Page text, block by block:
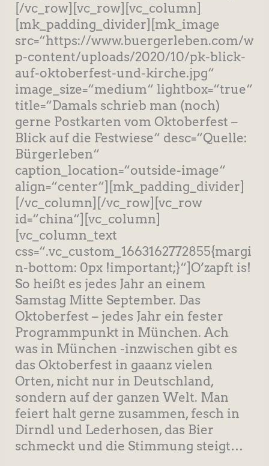
[/vc_row][vc_row][vc_column]
[mk_padding_divider][mk_image
src=“https://www.buergerleben.com/w
p-content/uploads/2020/10/pk-blick-
auf-oktoberfest-und-kirche.jpg“
image_size=“medium“ lightbox=“true“
title=“Damals schrieb man (noch)
gerne Postkarten vom Oktoberfest –
Blick auf die Festwiese“ desc=“Quelle:
Bürgerleben“
caption_location=“outside-image“
align=“center“][mk_padding_divider]
[/vc_column][/vc_row][vc_row
id=“china“][vc_column]
[vc_column_text
css=“.vc_custom_1663162772855{margi
n-bottom: 0px !important;}“]O’zapft is!
So heißt es jedes Jahr an einem
Samstag Mitte September. Das
Oktoberfest – jedes Jahr ein fester
Programmpunkt in München. Ach
was in München -inzwischen gibt es
das Oktoberfest in gaaanz vielen
Orten, nicht nur in Deutschland,
sondern auf der ganzen Welt. Man
feiert halt gerne zusammen, fesch in
Dirndl und Lederhosen, das Bier
schmeckt und die Stimmung steigt…